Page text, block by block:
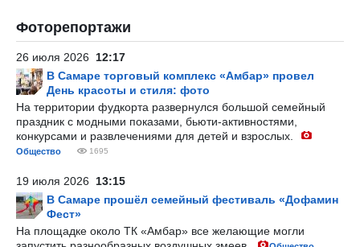
Фоторепортажи
26 июля 2026 12:17
В Самаре торговый комплекс «Амбар» провел
День красоты и стиля: фото
На территории фудкорта развернулся большой семейный
праздник с модными показами, бьюти-активностями,
конкурсами и развлечениями для детей и взрослых.
Общество 1695
19 июля 2026 13:15
В Самаре прошёл семейный фестиваль «Дофамин
Фест»
На площадке около ТК «Амбар» все желающие могли